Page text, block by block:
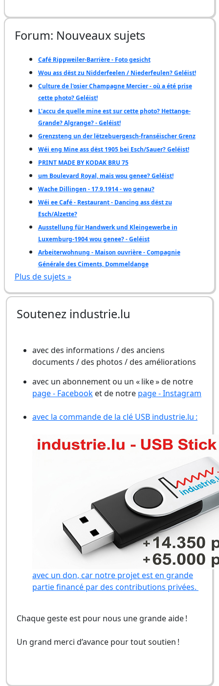
Forum: Nouveaux sujets
Café Rippweiler-Barrière - Foto gesicht
Wou ass dëst zu Nidderfeelen / Niederfeulen? Geléist!
Culture de l'osier Champagne Mercier - où a été prise
cette photo? Geléist!
L'accu de quelle mine est sur cette photo? Hettange-
Grande? Algrange? - Geléist!
Grenzsteng un der lëtzebuergesch-franséischer Grenz
Wéi eng Mine ass dëst 1905 bei Esch/Sauer? Geléist!
PRINT MADE BY KODAK BRU 75
um Boulevard Royal, mais wou genee? Geléist!
Wache Dillingen - 17.9.1914 - wo genau?
Wéi ee Café - Restaurant - Dancing ass dëst zu
Esch/Alzette?
Ausstellung für Handwerk und Kleingewerbe in
Luxemburg-1904 wou genee? - Geléist
Arbeiterwohnung - Maison ouvrière - Compagnie
Générale des Ciments, Dommeldange
Plus de sujets »
Soutenez industrie.lu
avec des informations / des anciens
documents / des photos / des améliorations
avec un abonnement ou un « like » de notre
page - Facebook et de notre page - Instagram
avec la commande de la clé USB industrie.lu :
avec un don, car notre projet est en grande
partie financé par des contributions privées.
Chaque geste est pour nous une grande aide !
Un grand merci d’avance pour tout soutien !